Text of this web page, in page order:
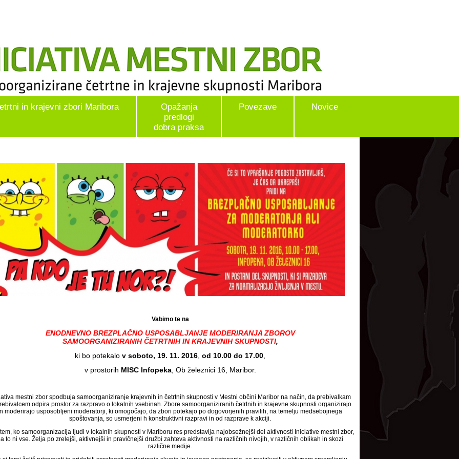
in krajevni zbori Maribora
Opažanja
predlogi
dobra praksa
Povezave Novice
Vabimo te na
ENODNEVNO BREZPLAČNO USPOSABLJANJE MODERIRANJA ZBOROV
SAMOORGANIZIRANIH ČETRTNIH IN KRAJEVNIH SKUPNOSTI,
ki bo potekalo v soboto, 19. 11. 2016 od 10.00 do 17.00
v prostorih MISC Infopeka, Ob železnici 16, Maribor.
mestni zbor spodbuja samoorganiziranje krajevnih in četrtnih skupnosti v Mestni občini Maribor na način, da prebivalkam
odpira prostor za razpravo o lokalnih vsebinah. Zbore samoorganiziranih četrtnih in krajevne skupnosti organizirajo
moderirajo usposobljeni moderatorji, ki omogočajo, da zbori potekajo po dogovorjenih pravilih, na temelju medsebojnega
spoštovanja, so usmerjeni h konstruktivni razpravi in od razprave k akciji.
ko samoorganizacija ljudi v lokalnih skupnosti v Mariboru res predstavlja najobsežnejši del aktivnosti Iniciative mestni zbor,
to ni vse. Želja po zrelejši, aktivnejši in pravičnejši družbi zahteva aktivnosti na različnih nivojih, v različnih oblikah in skozi
različne medije.